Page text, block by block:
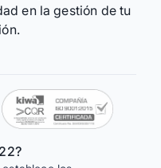
en la gestión de tu